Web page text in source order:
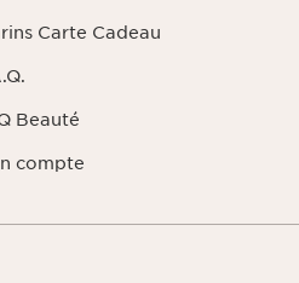
Carte Cadeau
Beauté
compte